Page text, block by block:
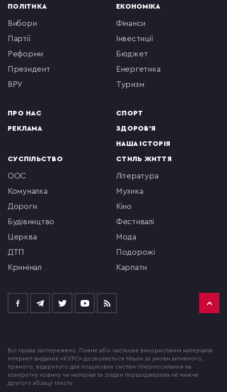
ПОЛІТИКА
вибори
партії
реформи
президент
ВРУ
ПРО НАС
РЕКЛАМА
ЕКОНОМІКА
фінанси
інвестиції
бюджет
енергетика
туризм
СПОРТ
ЗДОРОВ'Я
НАША ІСТОРІЯ
СУСПІЛЬСТВО
ООС
комуналка
Дороги
будівництво
церква
ДТП
кримінал
СТИЛЬ ЖИТТЯ
література
музика
кіно
фестивалі
мода
подорожі
Карпати
Всі права застережено. Повне або часткове використання матеріалів
інтернет-видання «КУРС» дозволяється тільки за умови активного,
прямого, відкритого для пошукових систем гіперпосилання на
конкретну новину чи матеріал та згадки першоджерела не нижче
другого абзацу тексту.